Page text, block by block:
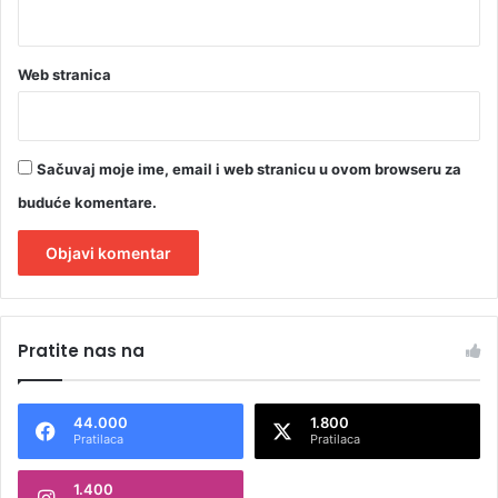
Web stranica
Sačuvaj moje ime, email i web stranicu u ovom browseru za
buduće komentare.
t
n
Pratite nas na
44.000
Pratilaca
1.800
Pratilaca
1.400